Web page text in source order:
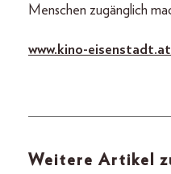
Menschen zugänglich
www.kino-eisenstadt.at
Weitere Artikel